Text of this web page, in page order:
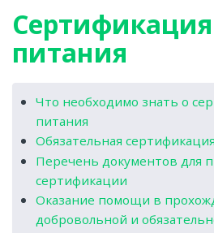
питания
Что необходимо знать о
питания
Обязательная
Перечень документов для
сертификации
Оказание помощи в
добровольной и